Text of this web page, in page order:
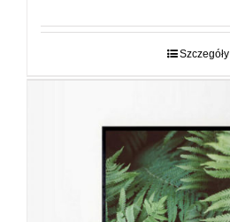
29,00 zł
Szczegóły